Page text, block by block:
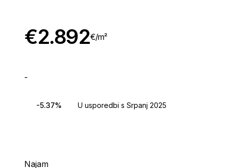
€2.892€/m²
-
-5.37% U usporedbi s Srpanj 2025
Najam